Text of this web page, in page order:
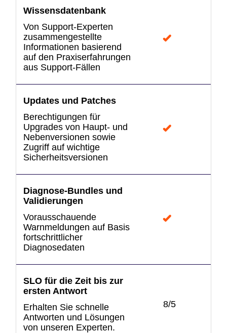
Wissensdatenbank
Von Support-Experten
zusammengestellte
Informationen basierend
auf den Praxiserfahrungen
aus Support-Fällen
Updates und Patches
Berechtigungen für
Upgrades von Haupt- und
Nebenversionen sowie
Zugriff auf wichtige
Sicherheitsversionen
Diagnose-Bundles und
Validierungen
Vorausschauende
Warnmeldungen auf Basis
fortschrittlicher
Diagnosedaten
SLO für die Zeit bis zur
ersten Antwort
Erhalten Sie schnelle
Antworten und Lösungen
von unseren Experten.
8/5